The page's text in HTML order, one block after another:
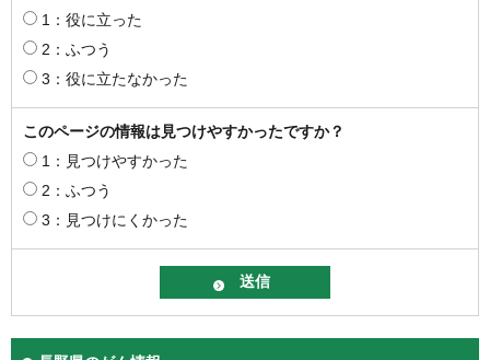
1：役に立った
2：ふつう
3：役に立たなかった
このページの情報は見つけやすかったですか？
1：見つけやすかった
2：ふつう
3：見つけにくかった